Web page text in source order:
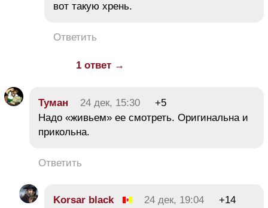
вот такую хрень.
Ответить
1 ответ →
Туман 24 дек, 15:30
+5
Надо «живьем» ее смотреть. Оригинальна и
прикольна.
Ответить
Korsar black 24 дек, 19:04
+14